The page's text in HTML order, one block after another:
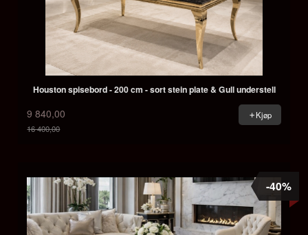
Houston spisebord - 200 cm - sort stein plate & Gull understell
9 840,00
16 400,00
Kjøp
-40%